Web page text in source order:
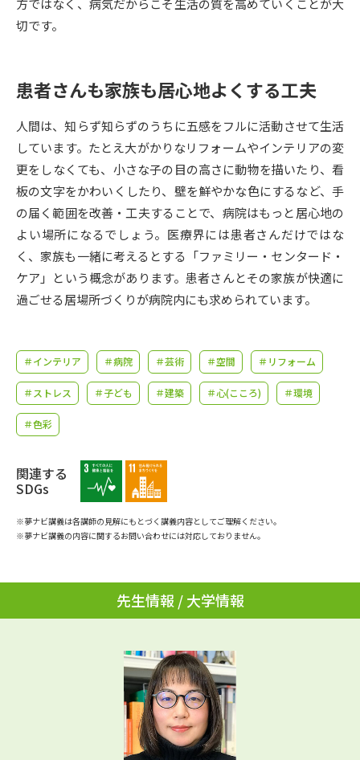
志望校・出願校を調べる
併願校選び 受験スケジュールを立てよう
先輩が入学を決めた理由 テレメール全国一斉進学調査
新生活お役立ちガイド
学問発見 学問検索
大学で学びたい学問発見
学問のミニ講義「夢ナビ講義」 学問分野解説
ユーザーサポート
Ｑ＆Ａ よくあるご質問 大学進学IDについて
受付内容・発送状況の確認
テレメール
テレメール進学カタログ
訂正のご案内
方ではなく、病気だからこそ生活の質を高めていくことが大
切です。
患者さんも家族も居心地よくする工夫
人間は、知らず知らずのうちに五感をフルに活動させて生活
しています。たとえ大がかりなリフォームやインテリアの変
更をしなくても、小さな子の目の高さに動物を描いたり、看
板の文字をかわいくしたり、壁を鮮やかな色にするなど、手
の届く範囲を改善・工夫することで、病院はもっと居心地の
よい場所になるでしょう。医療界には患者さんだけではな
く、家族も一緒に考えるとする「ファミリー・センタード・
ケア」という概念があります。患者さんとその家族が快適に
過ごせる居場所づくりが病院内にも求められています。
＃インテリア ＃病院 ＃芸術 ＃空間 ＃リフォーム
＃ストレス ＃子ども ＃建築 ＃心(こころ) ＃環境
＃色彩
関連する
SDGs
※夢ナビ講義は各講師の見解にもとづく講義内容としてご理解ください。
※夢ナビ講義の内容に関するお問い合わせには対応しておりません。
先生情報 / 大学情報